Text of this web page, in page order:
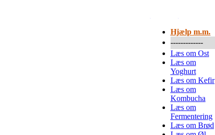
Hjælp m.m.
-------------
Læs om Ost
Læs om
Yoghurt
Læs om Kefir
Læs om
Kombucha
Læs om
Fermentering
Læs om Brød